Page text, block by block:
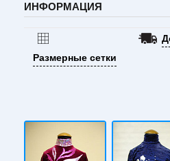
ИНФОРМАЦИЯ
Размерные сетки